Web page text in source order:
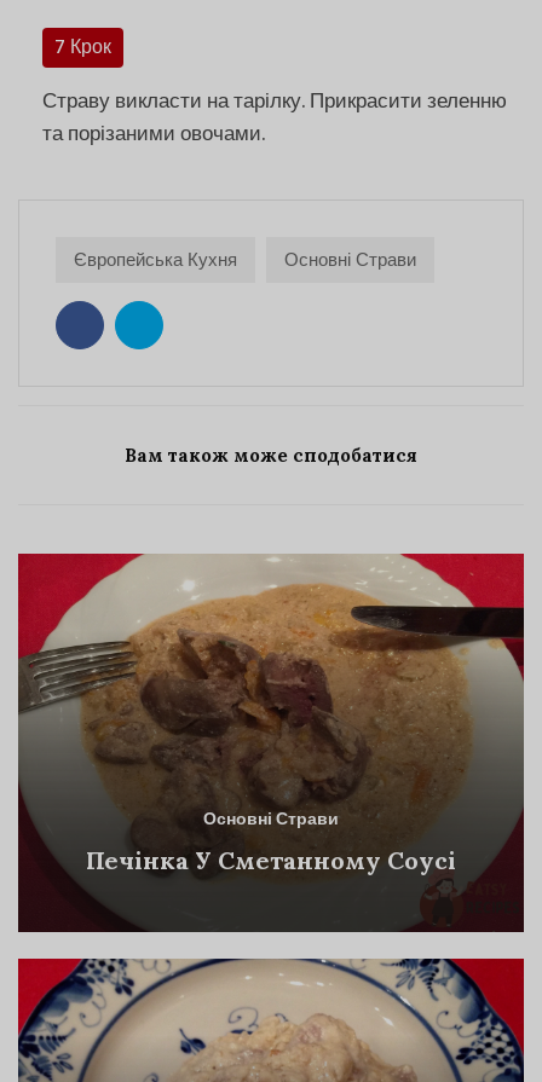
7 Крок
Страву викласти на тарілку. Прикрасити зеленню
та порізаними овочами.
Європейська Кухня Основні Страви
Вам також може сподобатися
Основні Страви
Печінка У Сметанному Соусі